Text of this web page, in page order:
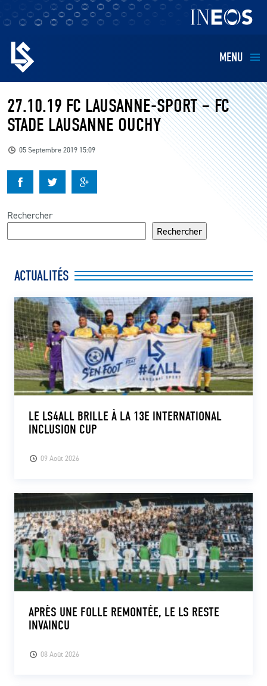
MENU
EQUIPES
BILLETTERIE
KIDS
CLUB
CONTACT
ACTUALITÉS
LS E-SHOP
LS ACADEMY CAMPS
MATCH DES CELEBRITES
27.10.19 FC LAUSANNE-SPORT – FC
STADE LAUSANNE OUCHY
05 Septembre 2019 15:09
Rechercher
Rechercher
ACTUALITÉS
09 Août 2026
LE LS4ALL BRILLE À LA 13E INTERNATIONAL
INCLUSION CUP
08 Août 2026
APRÈS UNE FOLLE REMONTÉE, LE LS RESTE
INVAINCU